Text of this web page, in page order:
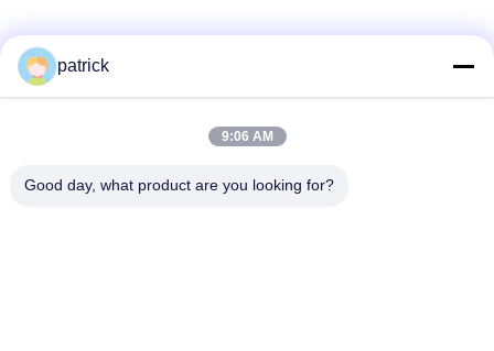
Rm.1708/1709, bâtiment 2, no.31 Jiatong Rd., ville de
patrick
9:06 AM
Good day, what product are you looking for?